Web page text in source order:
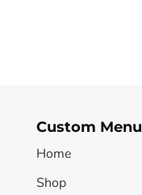
Custom Menu
Home
Shop